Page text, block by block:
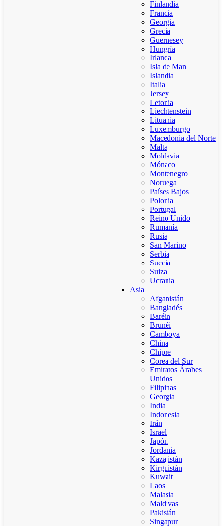
Finlandia
Francia
Georgia
Grecia
Guernesey
Hungría
Irlanda
Isla de Man
Islandia
Italia
Jersey
Letonia
Liechtenstein
Lituania
Luxemburgo
Macedonia del Norte
Malta
Moldavia
Mónaco
Montenegro
Noruega
Países Bajos
Polonia
Portugal
Reino Unido
Rumanía
Rusia
San Marino
Serbia
Suecia
Suiza
Ucrania
Asia
Afganistán
Bangladés
Baréin
Brunéi
Camboya
China
Chipre
Corea del Sur
Emiratos Árabes
Unidos
Filipinas
Georgia
India
Indonesia
Irán
Israel
Japón
Jordania
Kazajistán
Kirguistán
Kuwait
Laos
Malasia
Maldivas
Pakistán
Singapur